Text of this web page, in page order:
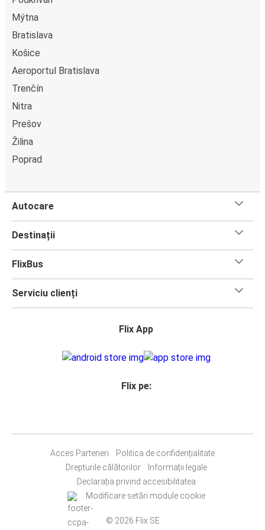
Mýtna
Bratislava
Košice
Aeroportul Bratislava
Trenčín
Nitra
Prešov
Žilina
Poprad
Autocare
Destinații
FlixBus
Serviciu clienți
Flix App
Flix pe:
Acces Parteneri
Politica de confidențialitate
Drepturile călătorilor
Informații legale
Declarația privind accesibilitatea
Modificare setări module cookie
© 2026 Flix SE